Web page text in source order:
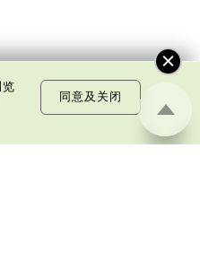
同意及关闭